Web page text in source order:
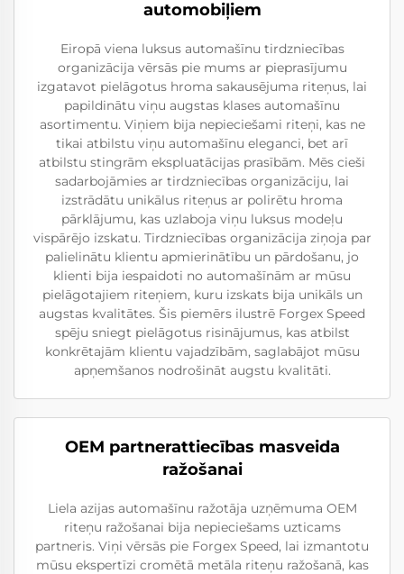
automobiļiem
Eiropā viena luksus automašīnu tirdzniecības
organizācija vērsās pie mums ar pieprasījumu
izgatavot pielāgotus hroma sakausējuma riteņus, lai
papildinātu viņu augstas klases automašīnu
asortimentu. Viņiem bija nepieciešami riteņi, kas ne
tikai atbilstu viņu automašīnu eleganci, bet arī
atbilstu stingrām ekspluatācijas prasībām. Mēs cieši
sadarbojāmies ar tirdzniecības organizāciju, lai
izstrādātu unikālus riteņus ar polirētu hroma
pārklājumu, kas uzlaboja viņu luksus modeļu
vispārējo izskatu. Tirdzniecības organizācija ziņoja par
palielinātu klientu apmierinātību un pārdošanu, jo
klienti bija iespaidoti no automašīnām ar mūsu
pielāgotajiem riteņiem, kuru izskats bija unikāls un
augstas kvalitātes. Šis piemērs ilustrē Forgex Speed
spēju sniegt pielāgotus risinājumus, kas atbilst
konkrētajām klientu vajadzībām, saglabājot mūsu
apņemšanos nodrošināt augstu kvalitāti.
OEM partnerattiecības masveida
ražošanai
Liela azijas automašīnu ražotāja uzņēmuma OEM
riteņu ražošanai bija nepieciešams uzticams
partneris. Viņi vērsās pie Forgex Speed, lai izmantotu
mūsu ekspertīzi cromētā metāla riteņu ražošanā, kas